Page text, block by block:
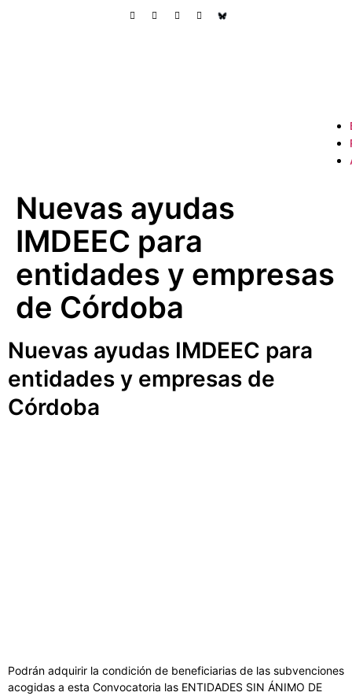
Nuevas ayudas
IMDEEC para
entidades y empresas
de Córdoba
Nuevas ayudas IMDEEC para
entidades y empresas de
Córdoba
Podrán adquirir la condición de beneficiarias de las subvenciones
acogidas a esta Convocatoria las ENTIDADES SIN ÁNIMO DE